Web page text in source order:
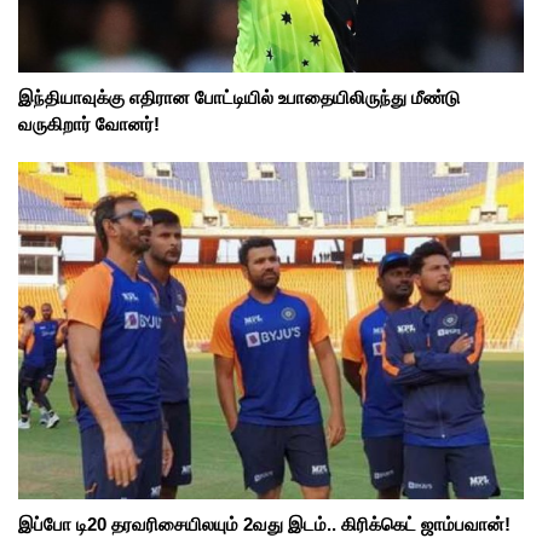
இந்தியாவுக்கு எதிரான போட்டியில் உபாதையிலிருந்து மீண்டு
வருகிறார் வோனர்!
இப்போ டி20 தரவரிசையிலயும் 2வது இடம்.. கிரிக்கெட் ஜாம்பவான்!